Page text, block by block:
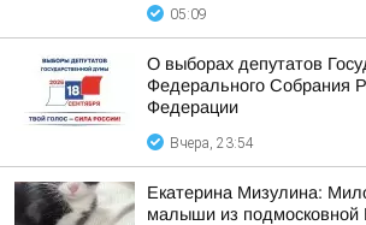
05:09
О выборах депутатов
Федерального Собрания
Федерации
Вчера, 23:54
Екатерина Мизулина:
малыши из подмосковной